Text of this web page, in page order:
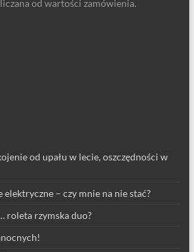
od wartości zamówienia.
od upału w lecie, oszczędności w
elektryczne – czy mnie na nie stać?
roleta rzymska duo?